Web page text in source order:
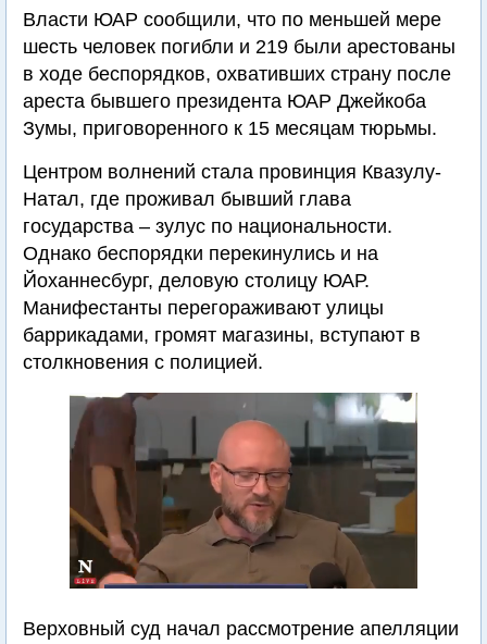
Власти ЮАР сообщили, что по меньшей мере
шесть человек погибли и 219 были арестованы
в ходе беспорядков, охвативших страну после
ареста бывшего президента ЮАР Джейкоба
Зумы, приговоренного к 15 месяцам тюрьмы.
Центром волнений стала провинция Квазулу-
Натал, где проживал бывший глава
государства – зулус по национальности.
Однако беспорядки перекинулись и на
Йоханнесбург, деловую столицу ЮАР.
Манифестанты перегораживают улицы
баррикадами, громят магазины, вступают в
столкновения с полицией.
Верховный суд начал рассмотрение апелляции